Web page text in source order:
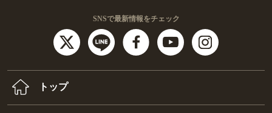
SNSで最新情報をチェック
トップ